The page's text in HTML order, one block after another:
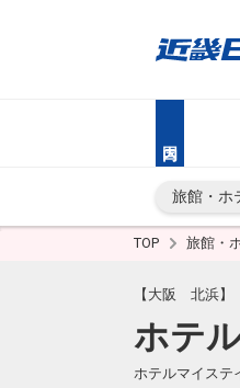
旅館・ホ
TOP 旅館・
【大阪 北浜】
ホテ
ホテルマイステ